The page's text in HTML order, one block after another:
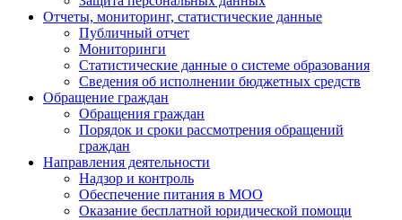
Отчеты, мониторинг, статистические данные
Публичный отчет
Мониторинги
Статистические данные о системе образования
Сведения об исполнении бюджетных средств
Обращение граждан
Обращения граждан
Порядок и сроки рассмотрения обращений
граждан
Направления деятельности
Надзор и контроль
Обеспечение питания в МОО
Оказание бесплатной юридической помощи